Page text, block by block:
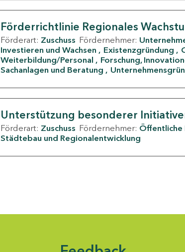
Förderrichtlinie Regionales
Förderart: Zuschuss Fördernehmer:
Investieren und Wachsen
Existenzgründung
Weiterbildung/Personal
Forschung,
Sachanlagen und Beratung
Unterstützung besonderer
Förderart: Zuschuss Fördernehmer: Öffentliche
Städtebau und Regionalentwicklung